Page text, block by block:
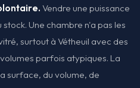
Vendre une puissance
Une chambre n'a pas les
surtout à Vétheuil avec des
parfois atypiques. La
surface, du volume, de